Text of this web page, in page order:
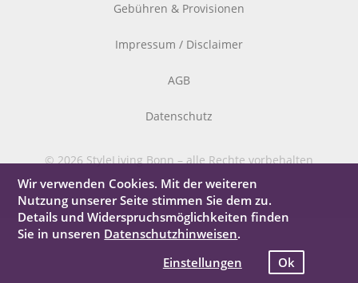
Gebühren & Provisionen
Impressum / Disclaimer
AGB
Datenschutz
© 2026 StyleLiving Bonn – alle Rechte vorbehalten
Wir verwenden Cookies. Mit der weiteren
Nutzung unserer Seite stimmen Sie dem zu.
Details und Widerspruchsmöglichkeiten finden
Sie in unseren Datenschutzhinweisen.
Einstellungen
Ok